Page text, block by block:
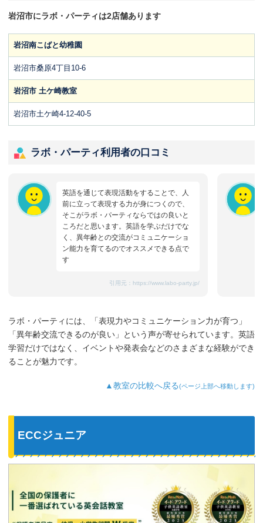
岩沼市にラボ・パーティは2店舗あります
岩沼南こばと幼稚園
岩沼市桑原4丁目10-6
岩沼市 土ケ崎教室
岩沼市土ケ崎4-12-40-5
ラボ・パーティ利用者の口コミ
英語を通じて表現活動をすることで、人
前に立って表現する力が身につくので、
そこがラボ・パーティならではの良いと
ころだと思います。英語を学ぶだけでな
く、異年齢との交流がコミュニケーショ
ン能力を育てるのでオススメできる点で
す
引用元： https://www.labo-party.jp/
ラボ・パーティには、「表現力やコミュニケーション力が育つ」
「異年齢交流できるのが良い」という声が寄せられています。英語
学習だけではなく、イベントや発表会などのさまざまな経験ができ
ることが魅力です。
▲教室の比較へ戻る(ページ上部へ移動します)
ECCジュニア